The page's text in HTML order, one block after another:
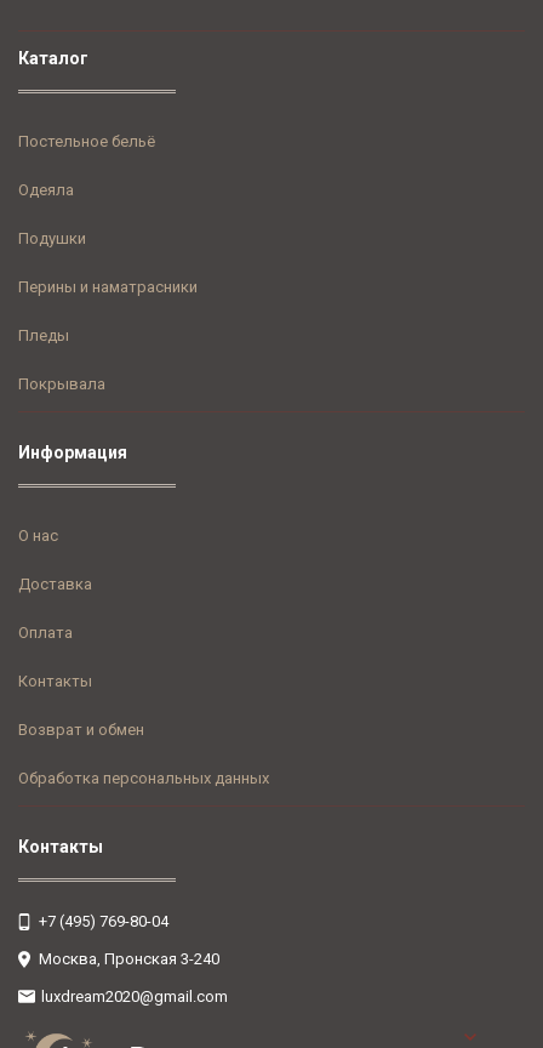
Контакты
+7 (495) 769-80-04
Москва, Пронская 3-240
luxdream2020@gmail.com
Каталог
Постельное бельё
Одеяла
Подушки
Перины и наматрасники
Пледы
Покрывала
Информация
О нас
Доставка
Оплата
Контакты
Возврат и обмен
Обработка персональных данных